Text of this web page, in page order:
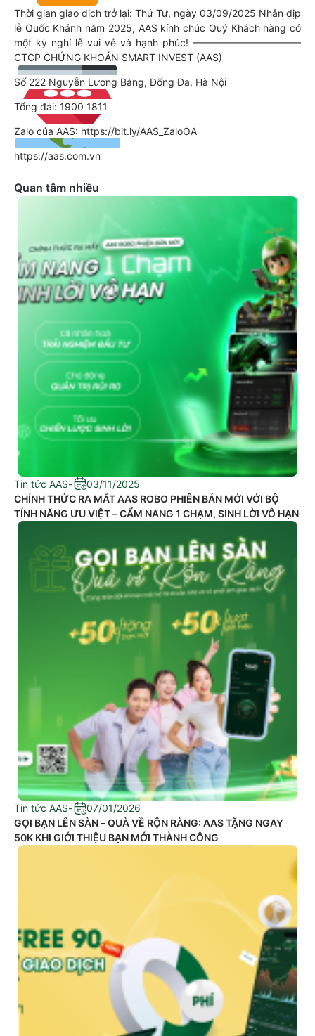
Thời gian giao dịch trở lại: Thứ Tư, ngày 03/09/2025 Nhân dịp
lễ Quốc Khánh năm 2025, AAS kính chúc Quý Khách hàng có
một kỳ nghỉ lễ vui vẻ và hạnh phúc! ———————————
CTCP CHỨNG KHOÁN SMART INVEST (AAS)
Số 222 Nguyễn Lương Bằng, Đống Đa, Hà Nội
Tổng đài: 1900 1811
Zalo của AAS: https://bit.ly/AAS_ZaloOA
https://aas.com.vn
Quan tâm nhiều
Tin tức AAS-
03/11/2025
CHÍNH THỨC RA MẮT AAS ROBO PHIÊN BẢN MỚI VỚI BỘ
TÍNH NĂNG ƯU VIỆT – CẨM NANG 1 CHẠM, SINH LỜI VÔ HẠN
Tin tức AAS-
07/01/2026
GỌI BẠN LÊN SÀN – QUÀ VỀ RỘN RÀNG: AAS TẶNG NGAY
50K KHI GIỚI THIỆU BẠN MỚI THÀNH CÔNG